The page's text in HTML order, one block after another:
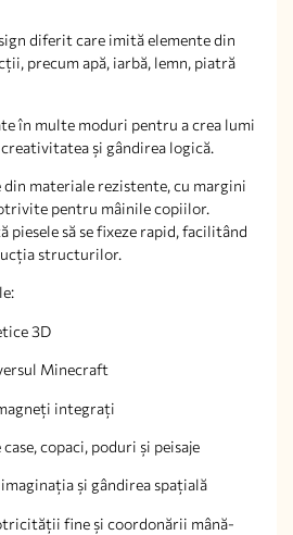
diferit care imită elemente din
precum apă, iarbă, lemn, piatră
în multe moduri pentru a crea lumi
și gândirea logică.
materiale rezistente, cu margini
pentru mâinile copiilor.
piesele să se fixeze rapid, facilitând
structurilor.
3D
Minecraft
integrați
copaci, poduri și peisaje
și gândirea spațială
fine și coordonării mână-